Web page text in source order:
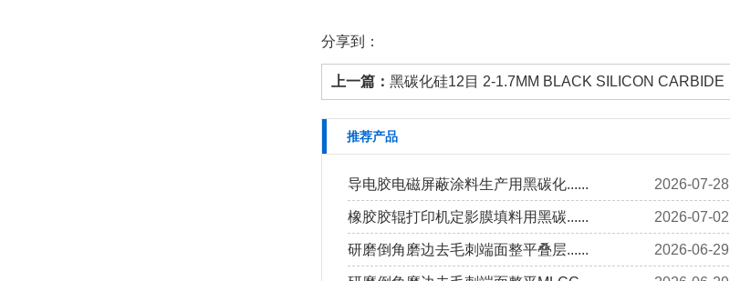
分享到：
上一篇： 黑碳化硅12目 2-1.7MM BLACK SILICON CARBIDE
推荐产品
2026-07-28
导电胶电磁屏蔽涂料生产用黑碳化......
2026-07-02
橡胶胶辊打印机定影膜填料用黑碳......
2026-06-29
研磨倒角磨边去毛刺端面整平叠层......